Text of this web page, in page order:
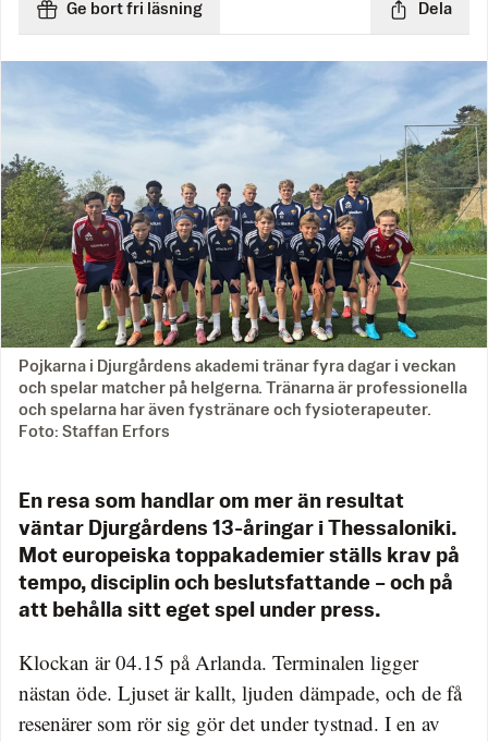
Ge bort fri läsning Dela
Pojkarna i Djurgårdens akademi tränar fyra dagar i veckan
och spelar matcher på helgerna. Tränarna är professionella
och spelarna har även fystränare och fysioterapeuter.
Foto: Staffan Erfors
En resa som handlar om mer än resultat
väntar Djurgårdens 13-åringar i Thessaloniki.
Mot europeiska toppakademier ställs krav på
tempo, disciplin och beslutsfattande – och på
att behålla sitt eget spel under press.
Klockan är 04.15 på Arlanda. Terminalen ligger
nästan öde. Ljuset är kallt, ljuden dämpade, och de få
resenärer som rör sig gör det under tystnad. I en av